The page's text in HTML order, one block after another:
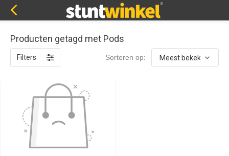
Producten getagd met Pods
Filters Sorteren op: